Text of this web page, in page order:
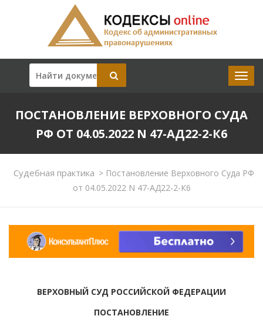
ПОСТАНОВЛЕНИЕ ВЕРХОВНОГО СУДА
РФ ОТ 04.05.2022 N 47-АД22-2-К6
Судебная практика >Постановление Верховного Суда РФ
от 04.05.2022 N 47-АД22-2-К6
ВЕРХОВНЫЙ СУД РОССИЙСКОЙ ФЕДЕРАЦИИ
ПОСТАНОВЛЕНИЕ